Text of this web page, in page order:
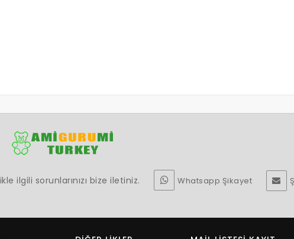
ilgili sorunlarınızı bize iletiniz. Whatsapp Şikayet